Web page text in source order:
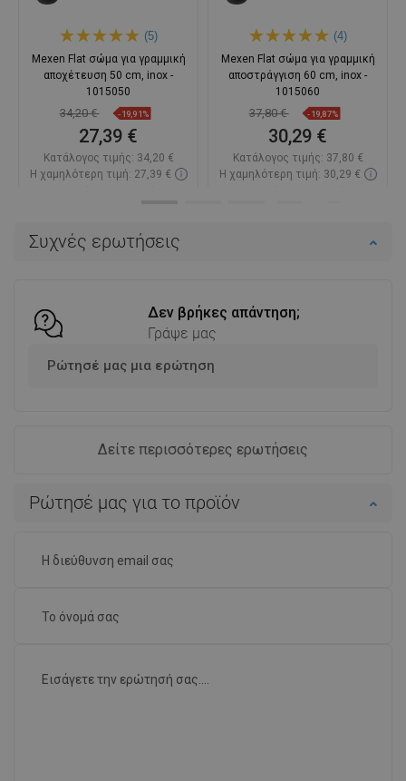
Συχνές ερωτήσεις
Δεν βρήκες απάντηση;
Γράψε μας
Ρώτησέ μας μια ερώτηση
Δείτε περισσότερες ερωτήσεις
Ρώτησέ μας για το προϊόν
(5)
Mexen Flat σώμα για γραμμική
αποχέτευση 50 cm, inox -
1015050
34,20 € -19,91%
27,39 €
Κατάλογος τιμής: 34,20 €
Η χαμηλότερη τιμή: 27,39 €
(4)
Mexen Flat σώμα για γραμμική
αποστράγγιση 60 cm, inox -
1015060
37,80 € -19,87%
30,29 €
Κατάλογος τιμής: 37,80 €
Η χαμηλότερη τιμή: 30,29 €